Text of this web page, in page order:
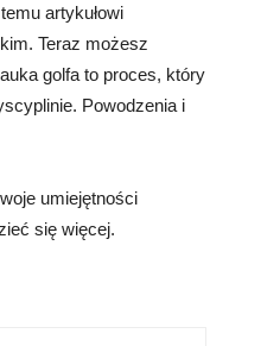
artykułowi
Teraz możesz
golfa to proces, który
Powodzenia i
umiejętności
się więcej.